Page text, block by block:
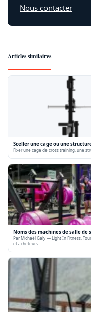
Nous contacter
Articles similaires
Sceller une cage ou une
Fixer une cage de cross training, une
Noms des machines de salle de
Par Michaël Galy — Light In Fitness,
et acheteurs…